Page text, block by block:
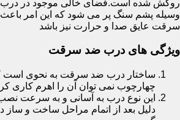
روکش شده است.فضای خالی موجود در درب
وسیله پشم سنگ پر می شود که این امر
سرقت عایق صدا و حرارت نیز باشد
ویژگی های درب ضد سرقت
ساختار درب ضد سرقت به نحوی است
چهارچوب نمی توان آن را اهرم کاری
این نوع درب به آسانی و به سرعت
دلیل بعد از اتمام مراحل ساخت و